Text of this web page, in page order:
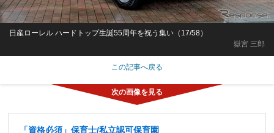
嶽宮 三郎
日産ローレル ハードトップ生誕55周年を祝う集い（17/58）
この記事へ戻る
「資格必須」保育士/私立認可保育園